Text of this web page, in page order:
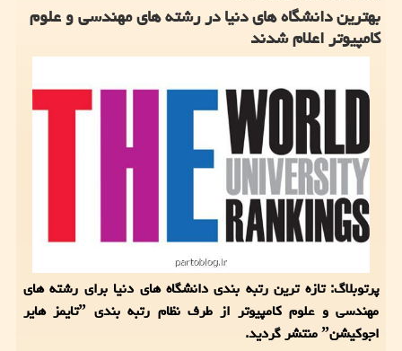
بهترین دانشگاه های دنیا در رشته های مهندسی و علوم
کامپیوتر اعلام شدند
پرتوبلاگ: تازه ترین رتبه بندی دانشگاه های دنیا برای رشته های
مهندسی و علوم کامپیوتر از طرف نظام رتبه بندی ˮتایمز هایر
اجوکیشنˮ منتشر گردید.